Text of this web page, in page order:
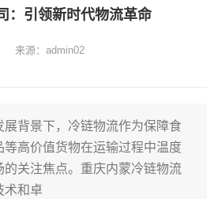
：引领新时代物流革命
来源：admin02
背景下，冷链物流作为保障食
等高价值货物在运输过程中温度
的关注焦点。重庆内蒙冷链物流
术和卓